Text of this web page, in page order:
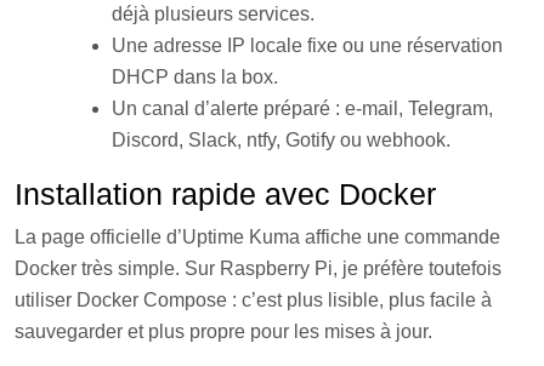
déjà plusieurs services.
Une adresse IP locale fixe ou une réservation
DHCP dans la box.
Un canal d’alerte préparé : e-mail, Telegram,
Discord, Slack, ntfy, Gotify ou webhook.
Installation rapide avec Docker
La page officielle d’Uptime Kuma affiche une commande
Docker très simple. Sur Raspberry Pi, je préfère toutefois
utiliser Docker Compose : c’est plus lisible, plus facile à
sauvegarder et plus propre pour les mises à jour.